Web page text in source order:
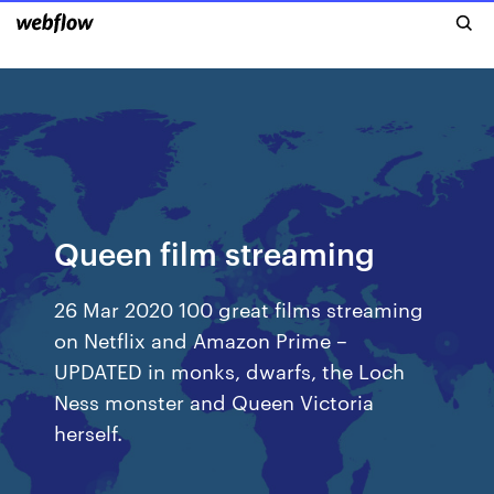
Queen film streaming
26 Mar 2020 100 great films streaming
on Netflix and Amazon Prime –
UPDATED in monks, dwarfs, the Loch
Ness monster and Queen Victoria
herself.